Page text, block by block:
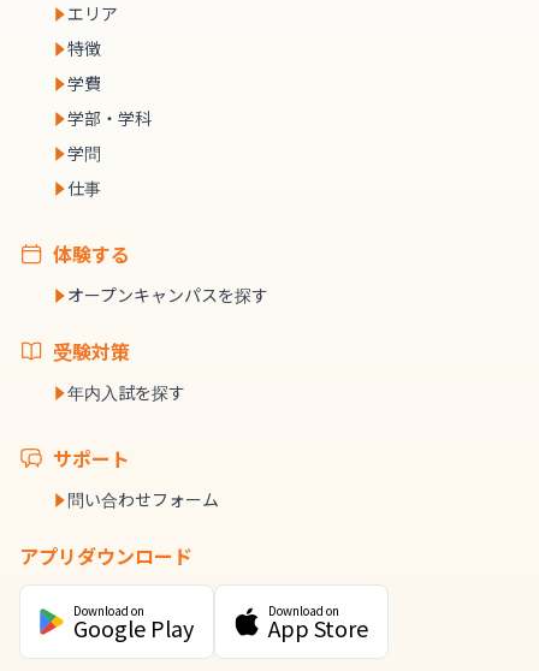
エリア
特徴
学費
学部・学科
学問
仕事
体験する
オープンキャンパスを探す
受験対策
年内入試を探す
サポート
問い合わせフォーム
アプリダウンロード
Download on
Google Play
Download on
App Store